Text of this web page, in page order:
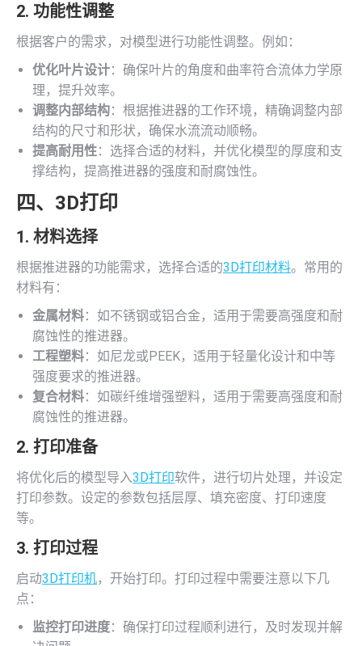
2. 功能性调整
根据客户的需求，对模型进行功能性调整。例如：
优化叶片设计：确保叶片的角度和曲率符合流体力学原
理，提升效率。
调整内部结构：根据推进器的工作环境，精确调整内部
结构的尺寸和形状，确保水流流动顺畅。
提高耐用性：选择合适的材料，并优化模型的厚度和支
撑结构，提高推进器的强度和耐腐蚀性。
四、 3D打印
1. 材料选择
根据推进器的功能需求，选择合适的3D打印材料。常用的
材料有：
金属材料：如不锈钢或铝合金，适用于需要高强度和耐
腐蚀性的推进器。
工程塑料：如尼龙或PEEK，适用于轻量化设计和中等
强度要求的推进器。
复合材料：如碳纤维增强塑料，适用于需要高强度和耐
腐蚀性的推进器。
2. 打印准备
将优化后的模型导入3D打印软件，进行切片处理，并设定
打印参数。设定的参数包括层厚、填充密度、打印速度
等。
3. 打印过程
启动3D打印机，开始打印。打印过程中需要注意以下几
点：
监控打印进度：确保打印过程顺利进行，及时发现并解